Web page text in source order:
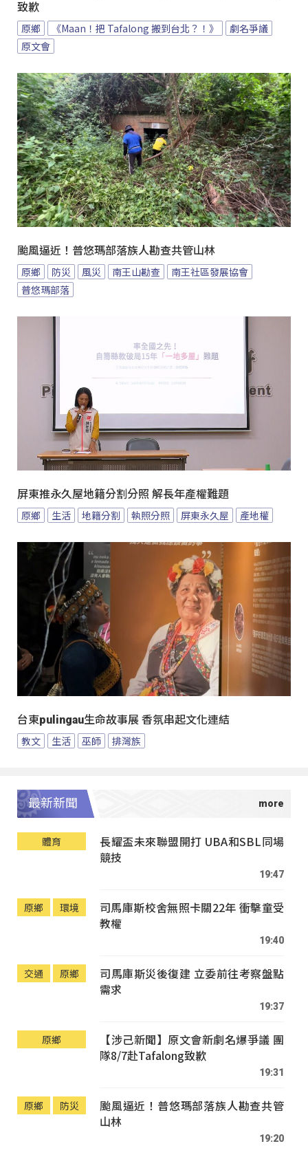
致歉
原鄉 《Maan！把 Tafalong 搬到台北？！》
劇名爭議
原文會
颱風逼近！普悠瑪部落族人勘查共管山林
原鄉 防災 風災 南王山勘查
南王社區發展協會
普悠瑪部落
屏東推永久屋地籍分割分照 解長年產權難題
原鄉 生活 地籍分割 執照分照 屏東永久屋 產地權
台東pulingau生命故事展 香氛串起文化連結
教文 生活 巫師 排灣族
最新新聞
體育
長耀盃未來聯盟開打 UBA和SBL同場
競技
19:47
原鄉 環境
司馬庫斯校舍無照卡關22年 衝擊童受
教權
19:40
交通 原鄉
司馬庫斯災後復建 立委前往考察盤點
需求
19:37
原鄉
【涉己新聞】原文會新劇名爆爭議 團
隊8/7赴Tafalong致歉
19:31
原鄉 防災
颱風逼近！普悠瑪部落族人勘查共管
山林
19:20